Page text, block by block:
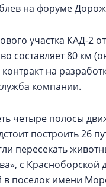
на форуме
участка КАД-2
составляет 80 км
на
компании.
четыре полосы
построить 26
пересекать
с Красноборской
в поселок имени